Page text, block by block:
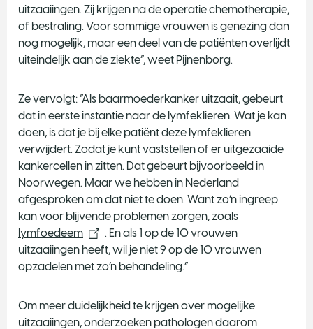
uitzaaiingen. Zij krijgen na de operatie chemotherapie,
of bestraling. Voor sommige vrouwen is genezing dan
nog mogelijk, maar een deel van de patiënten overlijdt
uiteindelijk aan de ziekte”, weet Pijnenborg.
Ze vervolgt: “Als baarmoederkanker uitzaait, gebeurt
dat in eerste instantie naar de lymfeklieren. Wat je kan
doen, is dat je bij elke patiënt deze lymfeklieren
verwijdert. Zodat je kunt vaststellen of er uitgezaaide
kankercellen in zitten. Dat gebeurt bijvoorbeeld in
Noorwegen. Maar we hebben in Nederland
afgesproken om dat niet te doen. Want zo’n ingreep
kan voor blijvende problemen zorgen, zoals
lymfoedeem
. En als 1 op de 10 vrouwen
uitzaaiingen heeft, wil je niet 9 op de 10 vrouwen
opzadelen met zo’n behandeling.”
Om meer duidelijkheid te krijgen over mogelijke
uitzaaiingen, onderzoeken pathologen daarom